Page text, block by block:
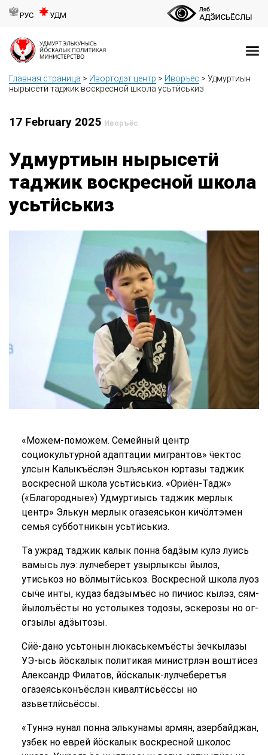
РУС УДМ
Главная страница > Ивортодэт центр > Иворъёс > Удмуртиын
нырысетӥ таджик воскресной школа усьтӥськиз
17 February 2025 Иворъёс
Удмуртиын нырысетӥ
таджик воскресной школа
усьтӥськиз
«Можем-поможем. Семейный центр
социокультурной адаптации мигрантов» ӵектос
улсын Калыкъёслэн Эшъяськон юртазы таджик
воскресной школа усьтӥськиз. «Ориён-Тадж»
(«Благородные») Удмуртиысь таджик мерлык
центр» Элькун мерлык огазеяськон кичӧлтэмен
семья субботникын усьтӥськиз.
Та ужрад таджик калык понна бадӟым кулэ луись
вамысь луэ: лулчеберет узырлыксы йылоз,
утиськоз но вӧлмытӥськоз. Воскресной школа луоз
сыӵе инты, кудаз бадӟымъёс но пичиос кылэз, сям-
йылолъёсты но устолыкез тодозы, эскерозы но ог-
огзылы адӟытозы.
Сӥё-дано усьтонын люкаськемъёсты ӟечкылазы
УЭ-ысь йӧскалык политикая министрлэн воштӥсез
Александр Филатов, йӧскалык-лулчеберетъя
огазеяськонъёслэн кивалтӥсьёссы но
азьветлӥсьёссы.
«Туннэ нунал понна элькунамы армян, азербайджан,
узбек но еврей йӧскалык воскресной школос